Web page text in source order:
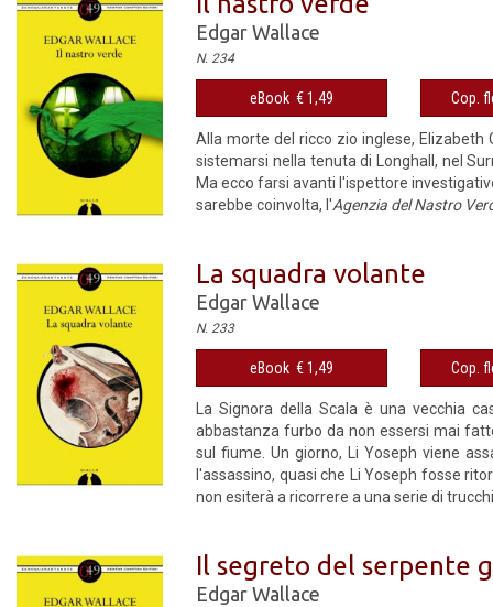
Edgar Wallace
N. 234
eBook € 1,49 Cop.
Alla morte del ricco zio inglese,
sistemarsi nella tenuta di Longhall, nel
Ma ecco farsi avanti l'ispettore
sarebbe coinvolta, l'Agenzia del Nastro
La squadra volante
Edgar Wallace
N. 233
eBook € 1,49 Cop.
La Signora della Scala è una vecchia
abbastanza furbo da non essersi mai
sul fiume. Un giorno, Li Yoseph viene
l'assassino, quasi che Li Yoseph fosse
non esiterà a ricorrere a una serie di
Il segreto del serpente
Edgar Wallace